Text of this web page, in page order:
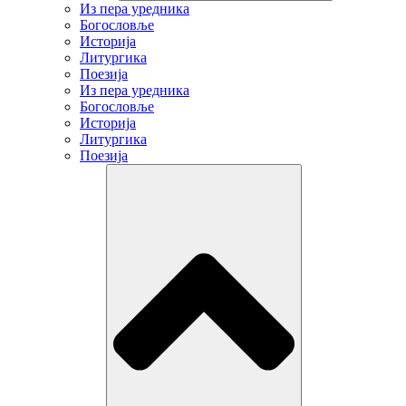
Из пера уредника
Богословље
Историја
Литургика
Поезија
Из пера уредника
Богословље
Историја
Литургика
Поезија